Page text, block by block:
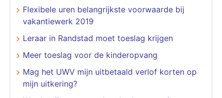
Flexibele uren belangrijkste voorwaarde bij
vakantiewerk 2019
Leraar in Randstad moet toeslag krijgen
Meer toeslag voor de kinderopvang
Mag het UWV mijn uitbetaald verlof korten op
mijn uitkering?